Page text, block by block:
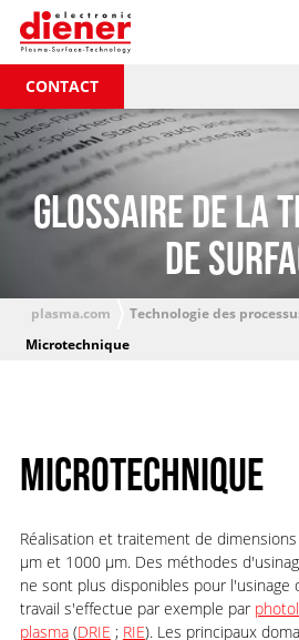
CONTACT
GLOSSAIRE DE LA
DE
plasma.com Technologie des
Microtechnique
MICROTECHNIQUE
Réalisation et traitement de
µm et 1000 µm. Des méthodes
ne sont plus disponibles pour l'usinage
travail s'effectue par exemple par
plasma(DRIE ; RIE). Les principaux